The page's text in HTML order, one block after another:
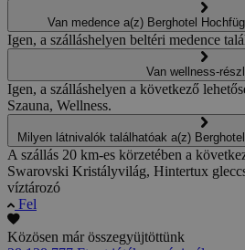
Van medence a(z) Berghotel
Igen, a szálláshelyen beltéri medence
Van wellness-
Igen, a szálláshelyen a következő
Szauna, Wellness.
Milyen látnivalók találhatóak a(z)
A szállás 20 km-es körzetében a
Swarovski Kristályvilág, Hintertux
víztározó
Fel
Közösen már összegyüjtöttünk